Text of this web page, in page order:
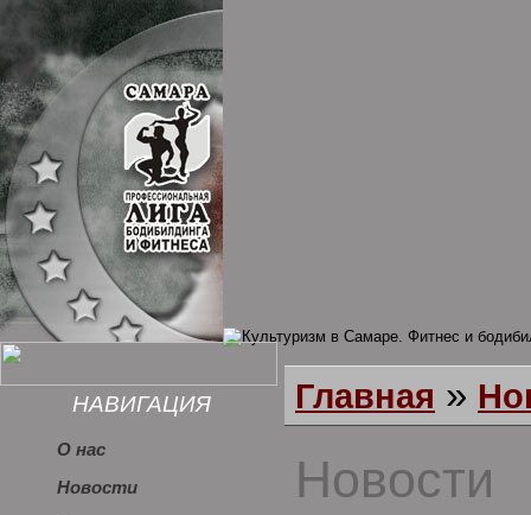
НАВИГАЦИЯ
О нас
Новости
Главная »
Новости